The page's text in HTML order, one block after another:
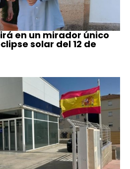
en un mirador único
solar del 12 de